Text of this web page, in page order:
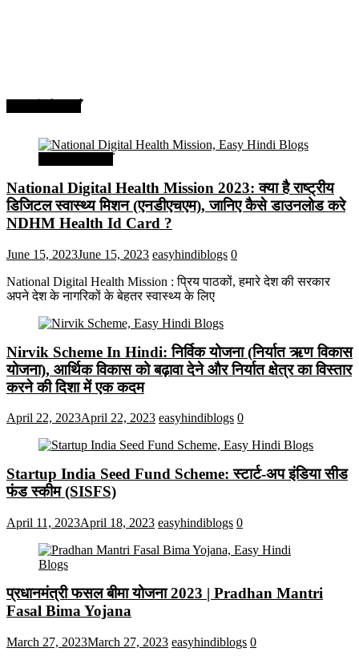
National Digital Health Mission 2023: क्या है राष्ट्रीय
डिजिटल स्वास्थ्य मिशन (एनडीएचएम), जानिए कैसे डाउनलोड करे
NDHM Health Id Card ?
June 15, 2023June 15, 2023 easyhindiblogs 0
National Digital Health Mission : प्रिय पाठकों, हमारे देश की सरकार
अपने देश के नागरिकों के बेहतर स्वास्थ्य के लिए
Nirvik Scheme In Hindi: निर्विक योजना (निर्यात ऋण विकास
योजना), आर्थिक विकास को बढ़ावा देने और निर्यात क्षेत्र का विस्तार
करने की दिशा में एक कदम
April 22, 2023April 22, 2023 easyhindiblogs 0
Startup India Seed Fund Scheme: स्टार्ट-अप इंडिया सीड
फंड स्कीम (SISFS)
April 11, 2023April 18, 2023 easyhindiblogs 0
प्रधानमंत्री फसल बीमा योजना 2023 | Pradhan Mantri
Fasal Bima Yojana
March 27, 2023March 27, 2023 easyhindiblogs 0